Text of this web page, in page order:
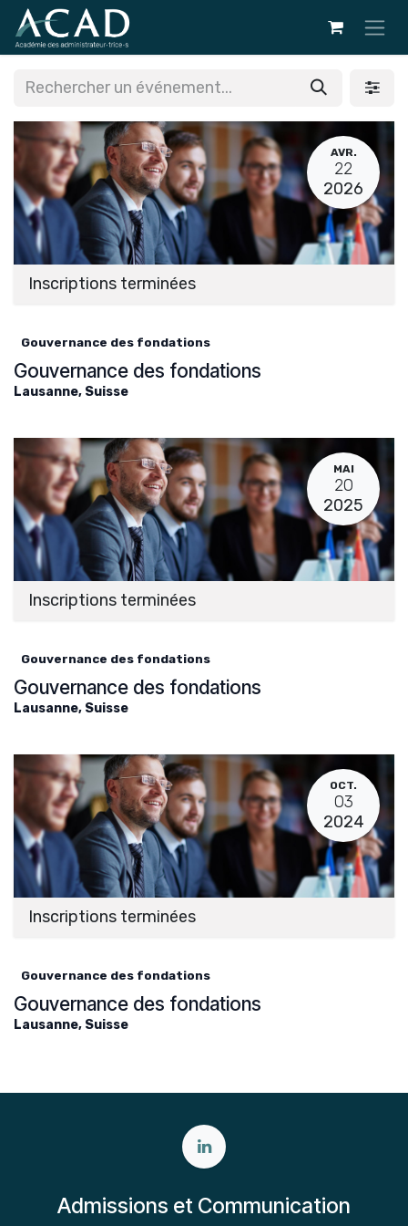
Se rendre au contenu
AVR.
22
2026
Inscriptions terminées
Gouvernance des fondations
Gouvernance des fondations
Lausanne, Suisse
MAI
20
2025
Inscriptions terminées
Gouvernance des fondations
Gouvernance des fondations
Lausanne, Suisse
OCT.
03
2024
Inscriptions terminées
Gouvernance des fondations
Gouvernance des fondations
Lausanne, Suisse
Admissions et Communication